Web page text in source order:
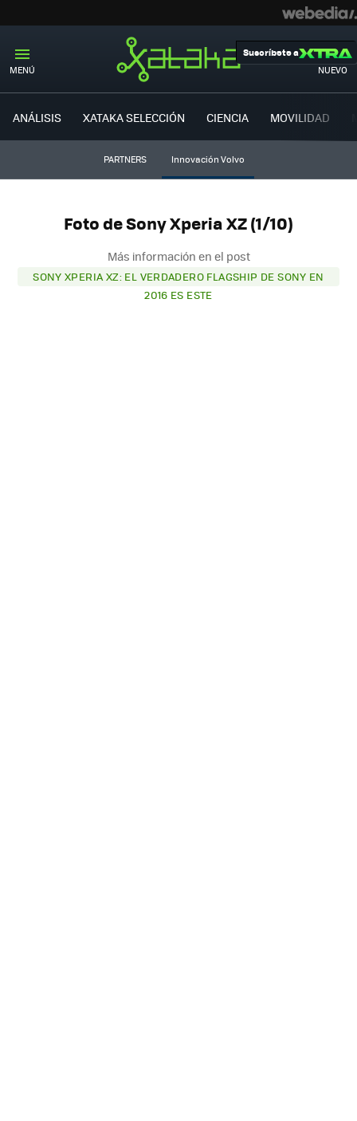
MENÚ NUEVO
Suscríbete a
ANÁLISIS XATAKA SELECCIÓN CIENCIA MOVILIDAD
PARTNERS Innovación Volvo
Foto de Sony Xperia XZ (1/10)
Más información en el post
SONY XPERIA XZ: EL VERDADERO FLAGSHIP DE SONY EN
2016 ES ESTE